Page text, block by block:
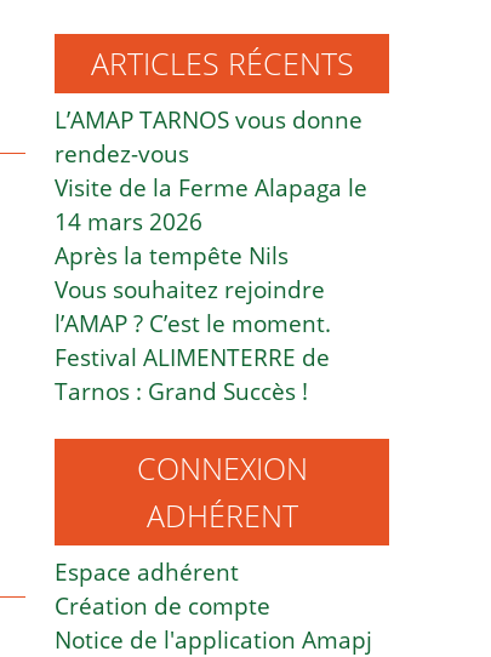
ARTICLES RÉCENTS
L’AMAP TARNOS vous donne
rendez-vous
Visite de la Ferme Alapaga le
14 mars 2026
Après la tempête Nils
Vous souhaitez rejoindre
l’AMAP ? C’est le moment.
Festival ALIMENTERRE de
Tarnos : Grand Succès !
CONNEXION
ADHÉRENT
Espace adhérent
Création de compte
Notice de l'application Amapj